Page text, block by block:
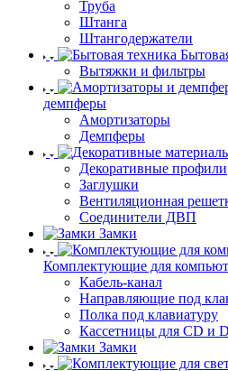
Труба
Штанга
Штангодержатели
Вытяжки и фильтры
демпферы
Амортизаторы
Демпферы
Декоративные профили
Заглушки
Вентиляционная
Соединители ДВП
Замки
Комплектующие для
Кабель-канал
Направляющие под
Полка под клавиатуру
Кассетницы для CD и
Замки